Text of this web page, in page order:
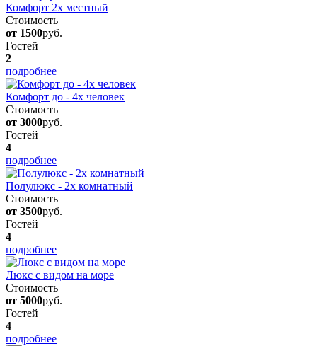
Комфорт 2х местный
Стоимость
от 1500руб.
Гостей
2
подробнее
Комфорт до - 4х человек
Стоимость
от 3000руб.
Гостей
4
подробнее
Полулюкс - 2х комнатный
Стоимость
от 3500руб.
Гостей
4
подробнее
Люкс с видом на море
Стоимость
от 5000руб.
Гостей
4
подробнее